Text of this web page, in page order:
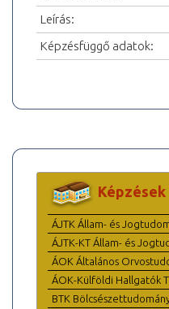
Leírás:
Képzésfüggő adatok:
ÁJTK Állam- és
ÁJTK-KT Állam- és
ÁOK Általános
ÁOK-Külföldi Hallgatók
BTK